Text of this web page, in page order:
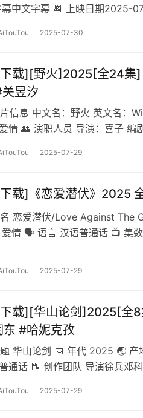
幕中文字幕 📆 上映日期2025-
2025-07-30
载][野火]2025[全24集]
昱汐
信息 中文名：野火 英文名：
情 👥 演职人员 导演：喜子 编
汐 📝 …
2025-07-29
载]《恋爱潜伏》2025
名 恋爱潜伏/Love Against The
爱情 🗣 语言 汉语普通话 📺 集
2025-07-29
载][华山论剑]2025[全
东 #哈妮克孜
题 华山论剑 📅 年代 2025 🌏
通话 📝 创作团队 导演徐兵邓
2025-07-29